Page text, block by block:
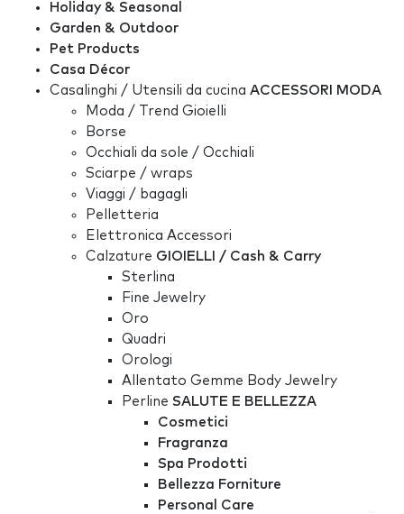
Holiday & Seasonal
Garden & Outdoor
Pet Products
Casa Décor
Casalinghi / Utensili da cucina ACCESSORI MODA
Moda / Trend Gioielli
Borse
Occhiali da sole / Occhiali
Sciarpe / wraps
Viaggi / bagagli
Pelletteria
Elettronica Accessori
Calzature GIOIELLI / Cash & Carry
Sterlina
Fine Jewelry
Oro
Quadri
Orologi
Allentato Gemme Body Jewelry
Perline SALUTE E BELLEZZA
Cosmetici
Fragranza
Spa Prodotti
Bellezza Forniture
Personal Care